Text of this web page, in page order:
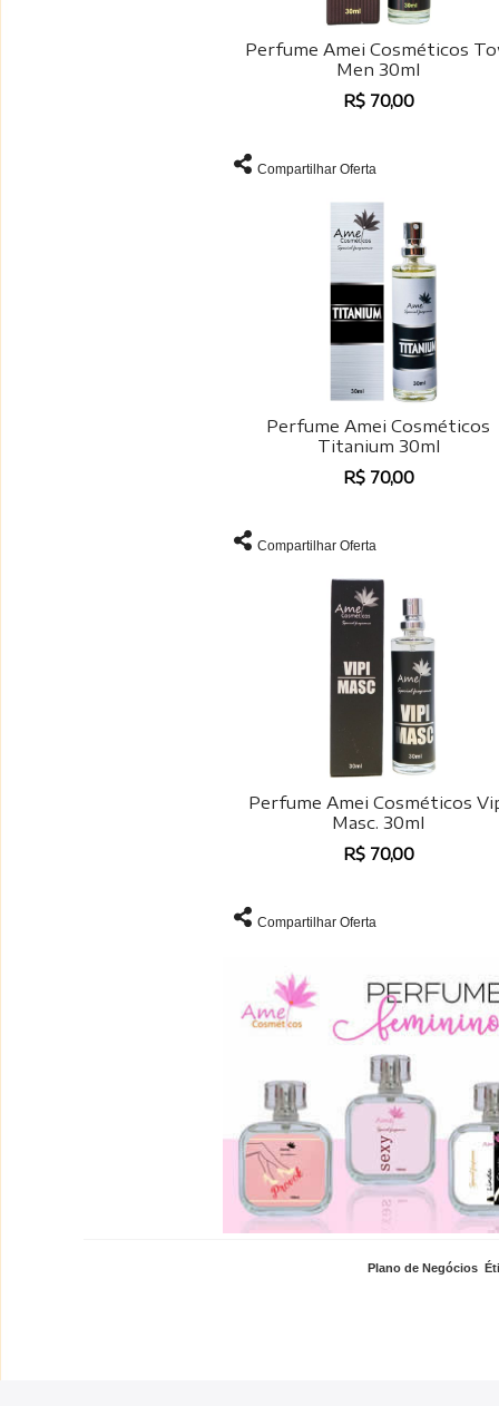
Perfume Amei Cosméticos
Men 30ml
R$ 70,00
Compartilhar Oferta
Perfume Amei Cosméticos
Titanium 30ml
R$ 70,00
Compartilhar Oferta
Perfume Amei Cosméticos
Masc. 30ml
R$ 70,00
Compartilhar Oferta
Plano de Negócios ,